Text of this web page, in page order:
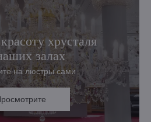
хрусталя
залах
на люстры сами